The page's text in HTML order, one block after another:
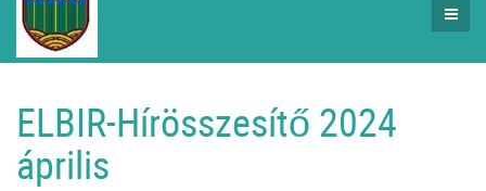
ELBIR-Hírösszesítő 2024
április